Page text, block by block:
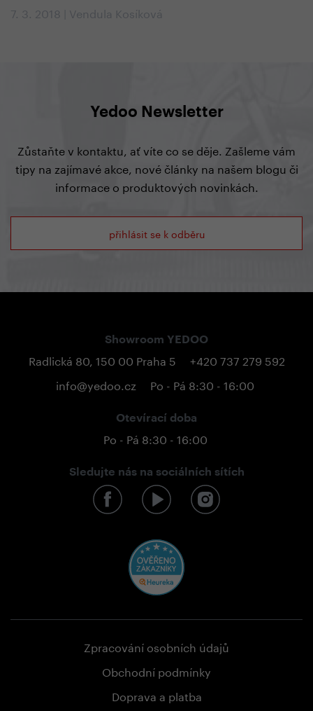
7. 3. 2018 | Vendula Kosíková
Yedoo Newsletter
Zůstaňte v kontaktu, ať víte co se děje. Zašleme vám
tipy na zajímavé akce, nové články na našem blogu či
informace o produktových novinkách.
přihlásit se k odběru
Showroom YEDOO
Radlická 80, 150 00 Praha 5
+420 737 279 592
info@yedoo.cz
Po - Pá 8:30 - 16:00
Otevírací doba
Po - Pá 8:30 - 16:00
Sledujte nás na sociálních sítích
Zpracování osobních údajů
Obchodní podmínky
Doprava a platba